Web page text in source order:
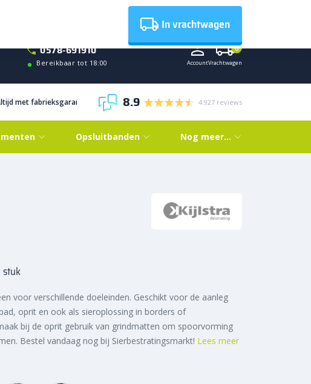
0578-691910
Bereikbaar tot 18:00 AccountVrachtwagen
0
met fabrieksgarantie 8.9 4.927 reviews
Opsluitbanden Nog meer…
stuk
voor verschillende doeleinden. Geschikt voor de aanleg
oprit en ook als sieroplossing in borders of
bij de oprit gebruik van grindmatten om spoorvorming
Bestel vandaag nog bij Sierbestratingsmarkt! Lees meer
In vrachtwagen